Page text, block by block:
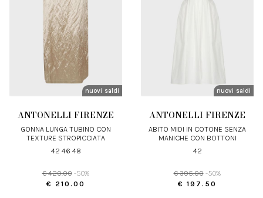
nuovi arrivi
saldi
ANTONELLI FIRENZE
GONNA LUNGA TUBINO CON
TEXTURE STROPICCIATA
42 46 48
€ 420.00 -50%
€ 210.00
nuovi arrivi
saldi
ANTONELLI FIRENZE
ABITO MIDI IN COTONE SENZA
MANICHE CON BOTTONI
42
€ 395.00 -50%
€ 197.50